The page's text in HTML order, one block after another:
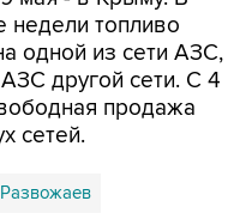
недели топливо
одной из сети АЗС,
другой сети. С 4
продажа
сетей.